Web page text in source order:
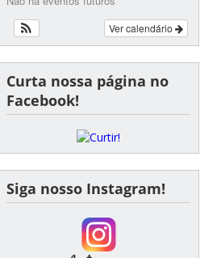
Ver calendário
Curta nossa página no
Facebook!
Siga nosso Instagram!